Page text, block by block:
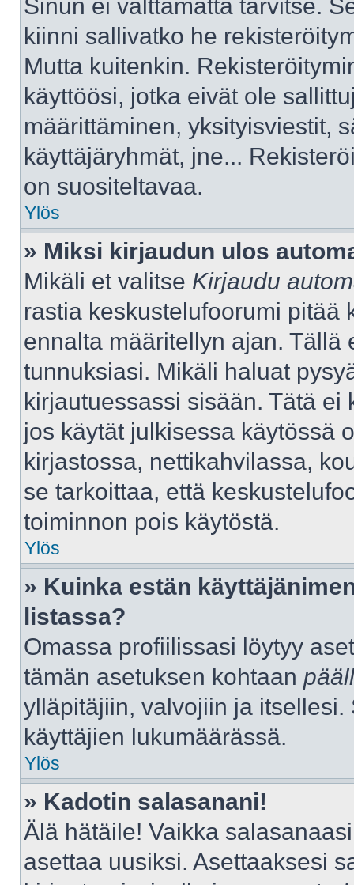
Sinun ei välttämättä tarvitse.
kiinni sallivatko he
Mutta kuitenkin.
käyttöösi, jotka eivät ole
määrittäminen, yksityisviestit,
käyttäjäryhmät, jne...
on suositeltavaa.
Ylös
» Miksi kirjaudun ulos
Mikäli et valitse Kirjaudu
rastia keskustelufoorumi pitää
ennalta määritellyn ajan. Tällä
tunnuksiasi. Mikäli haluat
kirjautuessassi sisään. Tätä
jos käytät julkisessa käytössä
kirjastossa, nettikahvilassa,
se tarkoittaa, että
toiminnon pois käytöstä.
Ylös
» Kuinka estän
listassa?
Omassa profiilissasi löytyy
tämän asetuksen kohtaan
ylläpitäjiin, valvojiin ja
käyttäjien lukumäärässä.
Ylös
» Kadotin salasanani!
Älä hätäile! Vaikka
asettaa uusiksi. Asettaaksesi